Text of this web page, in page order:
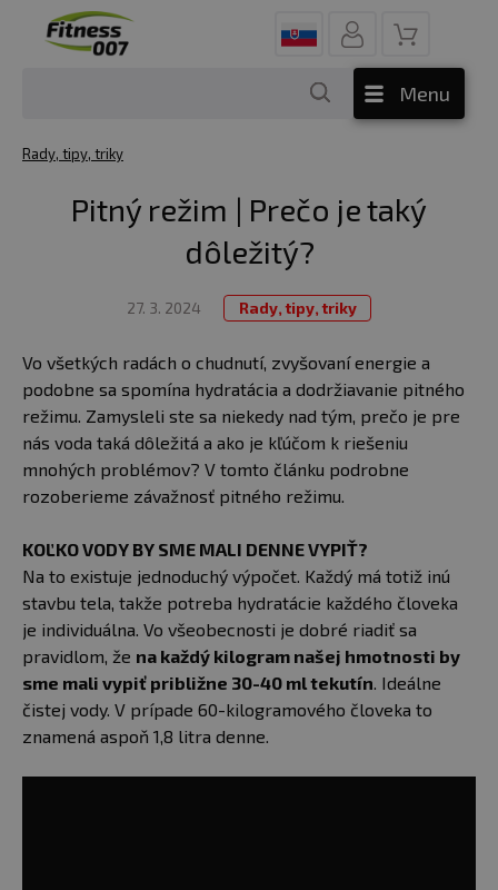
Menu
Rady, tipy, triky
Pitný režim | Prečo je taký
dôležitý?
27. 3. 2024 Rady, tipy, triky
Vo všetkých radách o chudnutí, zvyšovaní energie a
podobne sa spomína hydratácia a dodržiavanie pitného
režimu. Zamysleli ste sa niekedy nad tým, prečo je pre
nás voda taká dôležitá a ako je kľúčom k riešeniu
mnohých problémov? V tomto článku podrobne
rozoberieme závažnosť pitného režimu.
KOĽKO VODY BY SME MALI DENNE VYPIŤ?
Na to existuje jednoduchý výpočet. Každý má totiž inú
stavbu tela, takže potreba hydratácie každého človeka
je individuálna. Vo všeobecnosti je dobré riadiť sa
pravidlom, že na každý kilogram našej hmotnosti by
sme mali vypiť približne 30-40 ml tekutín. Ideálne
čistej vody. V prípade 60-kilogramového človeka to
znamená aspoň 1,8 litra denne.